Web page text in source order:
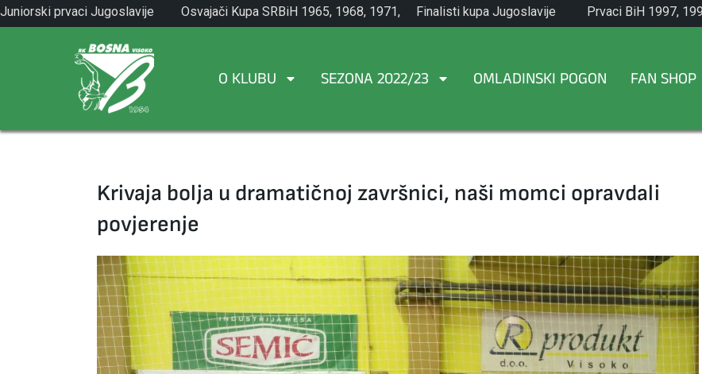
Skip
to
Juniorski prvaci Jugoslavije
1971.
Osvajači Kupa SRBiH 1965, 1968, 1971,
1982.
Finalisti kupa Jugoslavije
1965.
Prvaci BiH 1997,
O KLUBU SEZONA 2022/23 OMLADINSKI POGON FAN SHOP
Krivaja bolja u dramatičnoj završnici, naši momci opravdali
povjerenje